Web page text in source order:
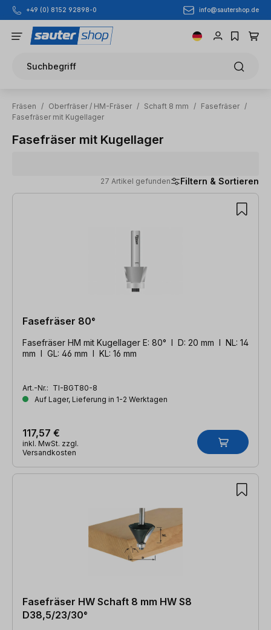
Zum Hauptinhalt springen
+49 (0) 8152 92898-0 info@sautershop.de
Suchbegriff
Fräsen / Oberfräser / HM-Fräser / Schaft 8 mm / Fasefräser /
Fasefräser mit Kugellager
Fasefräser mit Kugellager
27 Artikel gefunden Filtern & Sortieren
27 Artikel gefunden
Fasefräser 80°
Fasefräser HM mit Kugellager E: 80° l D: 20 mm l NL: 14
mm l GL: 46 mm l KL: 16 mm
Art.-Nr.: TI-BGT80-8
Auf Lager, Lieferung in 1-2 Werktagen
117,57 €
inkl. MwSt. zzgl.
Versandkosten
Fasefräser HW Schaft 8 mm HW S8
D38,5/23/30°